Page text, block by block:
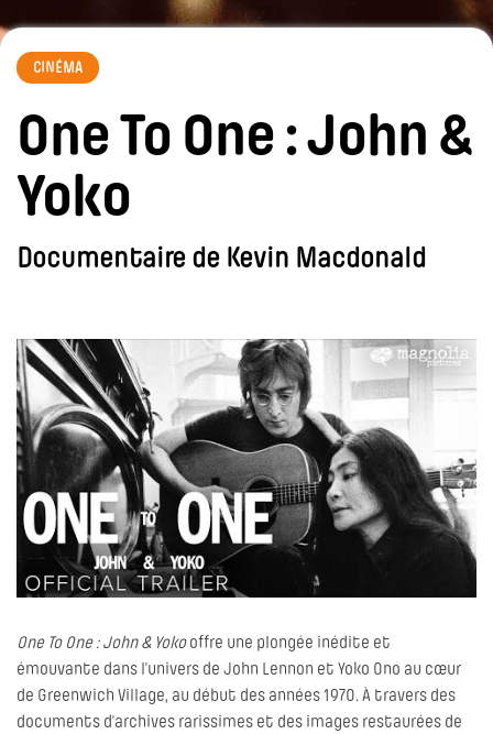
CINÉMA
One To One : John &
Yoko
Documentaire de Kevin Macdonald
One To One : John & Yokooffre une plongée inédite et
émouvante dans l’univers de John Lennon et Yoko Ono au cœur
de Greenwich Village, au début des années 1970. À travers des
documents d’archives rarissimes et des images restaurées de